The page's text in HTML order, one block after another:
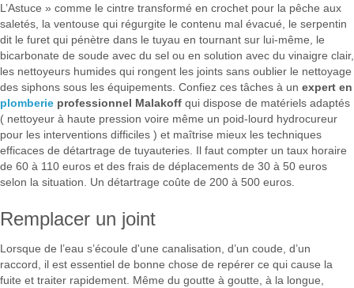
L’Astuce » comme le cintre transformé en crochet pour la pêche aux
saletés, la ventouse qui régurgite le contenu mal évacué, le serpentin
dit le furet qui pénètre dans le tuyau en tournant sur lui-même, le
bicarbonate de soude avec du sel ou en solution avec du vinaigre clair,
les nettoyeurs humides qui rongent les joints sans oublier le nettoyage
des siphons sous les équipements. Confiez ces tâches à un expert en
plomberie professionnel Malakoff qui dispose de matériels adaptés
( nettoyeur à haute pression voire même un poid-lourd hydrocureur
pour les interventions difficiles ) et maîtrise mieux les techniques
efficaces de détartrage de tuyauteries. Il faut compter un taux horaire
de 60 à 110 euros et des frais de déplacements de 30 à 50 euros
selon la situation. Un détartrage coûte de 200 à 500 euros.
Remplacer un joint
Lorsque de l’eau s’écoule d'une canalisation, d’un coude, d’un
raccord, il est essentiel de bonne chose de repérer ce qui cause la
fuite et traiter rapidement. Même du goutte à goutte, à la longue,